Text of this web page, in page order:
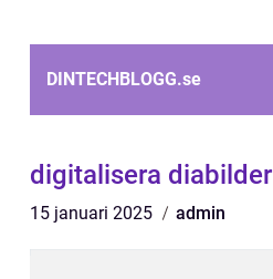
DINTECHBLOGG.se
digitalisera diabilder
15 januari 2025 admin